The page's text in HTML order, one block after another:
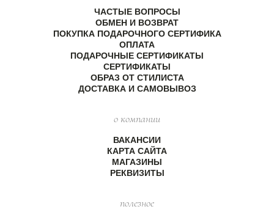
ЧАСТЫЕ ВОПРОСЫ
ОБМЕН И ВОЗВРАТ
ПОКУПКА ПОДАРОЧНОГО СЕРТИФИКА
ОПЛАТА
ПОДАРОЧНЫЕ СЕРТИФИКАТЫ
СЕРТИФИКАТЫ
ОБРАЗ ОТ СТИЛИСТА
ДОСТАВКА И САМОВЫВОЗ
о компании
ВАКАНСИИ
КАРТА САЙТА
МАГАЗИНЫ
РЕКВИЗИТЫ
полезное